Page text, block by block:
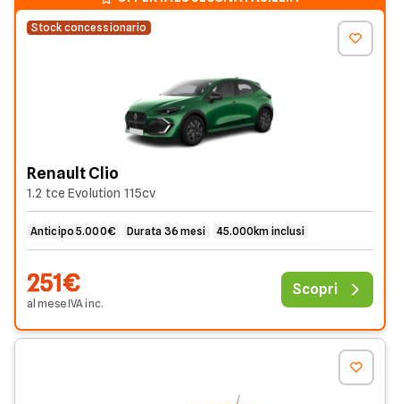
noleggio esclusive su auto Renault.
Stock concessionario
Renault Clio
1.2 tce Evolution 115cv
Anticipo 5.000€ Durata 36 mesi 45.000km inclusi
251€
al meseIVAinc.
Scopri